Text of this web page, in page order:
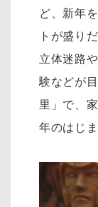
ど、新年
トが盛り
立体迷路
験などが目
里」で、
年のはじ